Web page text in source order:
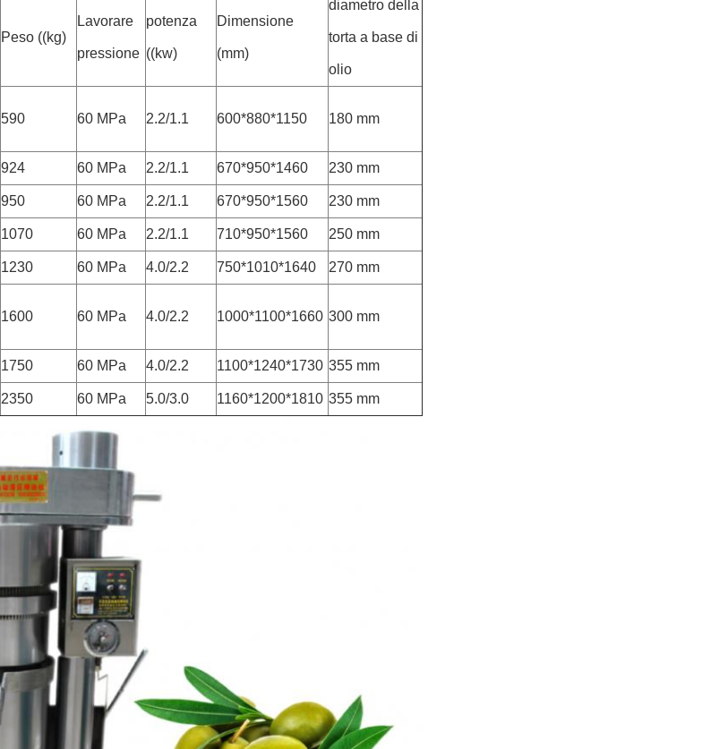
Peso ((kg)
Lavorare
pressione
potenza
((kw)
Dimensione
(mm)
diametro della
torta a base di
olio
590 60 MPa 2.2/1.1 600*880*1150 180 mm
924 60 MPa 2.2/1.1 670*950*1460 230 mm
950 60 MPa 2.2/1.1 670*950*1560 230 mm
1070 60 MPa 2.2/1.1 710*950*1560 250 mm
1230 60 MPa 4.0/2.2 750*1010*1640 270 mm
1600 60 MPa 4.0/2.2 1000*1100*1660 300 mm
1750 60 MPa 4.0/2.2 1100*1240*1730 355 mm
2350 60 MPa 5.0/3.0 1160*1200*1810 355 mm